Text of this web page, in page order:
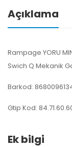
Açıklama
Rampage YORU
Swich Q Mekanik
Barkod:
Gtip Kod:
Ek bilgi